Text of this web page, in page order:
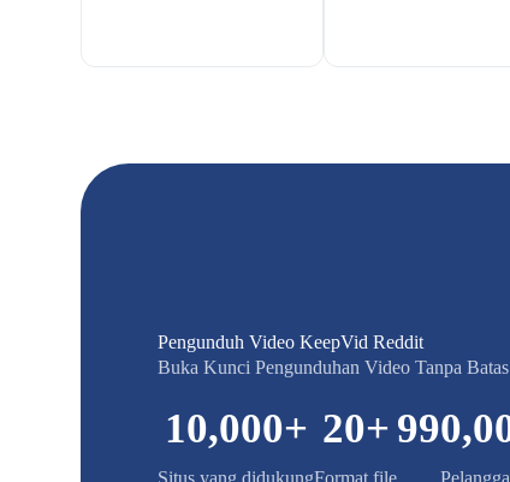
Pengunduh Video KeepVid Reddit
Buka Kunci Pengunduhan Video Tanpa
Situs yang didukung
10,000+
Format file
20+